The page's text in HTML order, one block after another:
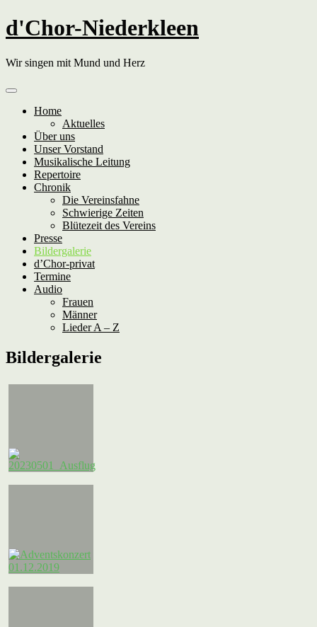
Skip
to
d'Chor-Niederkleen
Wir singen mit Mund und Herz
Home
Aktuelles
Über uns
Unser Vorstand
Musikalische Leitung
Repertoire
Chronik
Die Vereinsfahne
Schwierige Zeiten
Blütezeit des Vereins
Presse
Bildergalerie
d’Chor-privat
Termine
Audio
Frauen
Männer
Lieder A – Z
Bildergalerie